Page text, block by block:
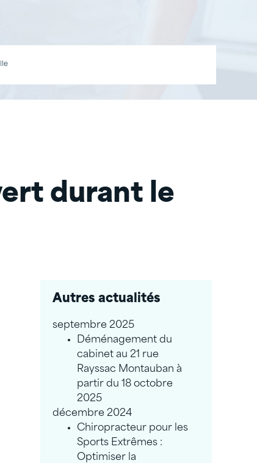
durant le
Autres actualités
septembre 2025
Déménagement du
cabinet au 21 rue
Rayssac Montauban à
partir du 18 octobre
2025
décembre 2024
Chiropracteur pour les
Sports Extrêmes :
Optimiser la